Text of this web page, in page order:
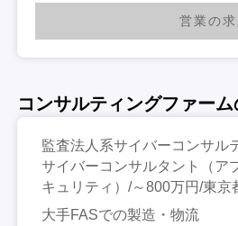
営業の
コンサルティングファー
監査法人系サイバーコンサル
サイバーコンサルタント（ア
キュリティ）/～800万円/東京
大手FASでの製造・物流